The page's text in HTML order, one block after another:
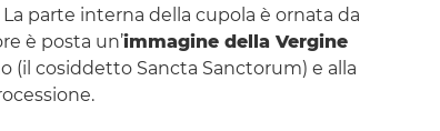
parte interna della cupola è ornata da
è posta un’immagine della Vergine
(il cosiddetto Sancta Sanctorum) e alla